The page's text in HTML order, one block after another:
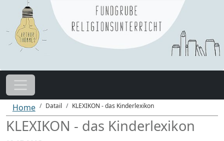
Home Datail KLEXIKON - das Kinderlexikon
KLEXIKON - das Kinderlexikon